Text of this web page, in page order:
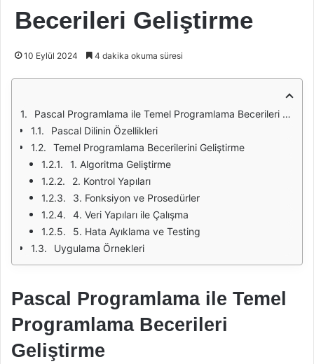
Becerileri Geliştirme
10 Eylül 2024 4 dakika okuma süresi
Pascal Programlama ile Temel Programlama Becerileri Geliştirme
Pascal Dilinin Özellikleri
Temel Programlama Becerilerini Geliştirme
1. Algoritma Geliştirme
2. Kontrol Yapıları
3. Fonksiyon ve Prosedürler
4. Veri Yapıları ile Çalışma
5. Hata Ayıklama ve Testing
Uygulama Örnekleri
Pascal Programlama ile Temel
Programlama Becerileri
Geliştirme